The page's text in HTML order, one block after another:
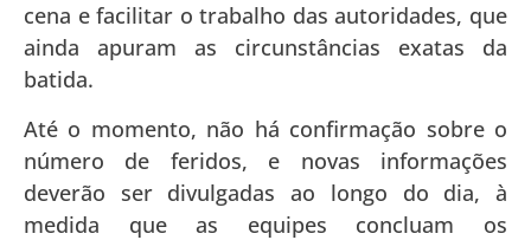
cena e facilitar o trabalho das autoridades, que
ainda apuram as circunstâncias exatas da
batida.
Até o momento, não há confirmação sobre o
número de feridos, e novas informações
deverão ser divulgadas ao longo do dia, à
medida que as equipes concluam os